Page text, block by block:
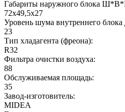
Габариты наружного блока
72x49,5x27
Уровень шума внутреннего блока
23
Тип хладагента (фреона):
R32
Фильтра очистки воздуха:
88
Обслуживаемая площадь:
35
Завод-изготовитель:
MIDEA